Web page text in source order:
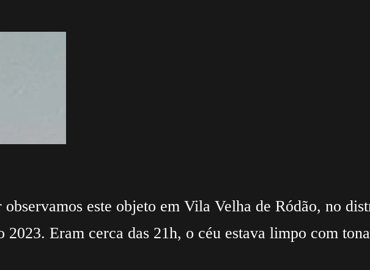
este objeto em Vila Velha de Ródão, no
2023. Eram cerca das 21h, o céu estava limpo com